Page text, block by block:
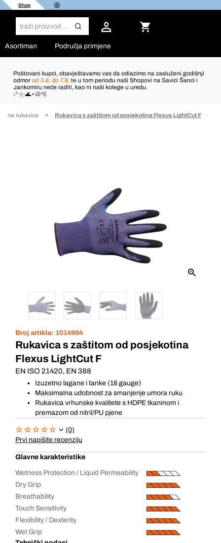
Shop
Asortiman Područja primjene
Poštovani kupci, obavještavamo vas da odlazimo na zasluženi godišnji
odmor od 3.8. do 7.8. te u tom periodu naši Shopovi na Savici Šanci i
Jankomiru neće raditi, kao ni naši kolege u uredu.
˖°𓇼🌊⋆🐚🫧
rukavice Rukavica s zaštitom od posjekotina Flexus LightCut F
Broj artikla: 1014994
Rukavica s zaštitom od posjekotina
Flexus LightCut F
EN ISO 21420, EN 388
Izuzetno lagane i tanke (18 gauge)
Maksimalna udobnost za smanjenje umora ruku
Rukavica vrhunske kvalitete s HDPE tkaninom i
premazom od nitril/PU pjene
(0)
Prvi napišite recenziju
Glavne karakteristike
Wetness Protection / Liquid Permeability
Dry Grip
Breathability
Touch Sensitivity
Flexibility / Dexterity
Wet Grip